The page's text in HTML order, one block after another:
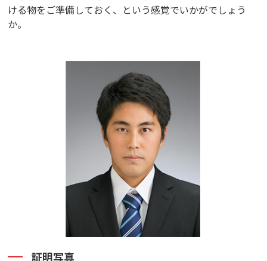
ける物をご準備しておく、という感覚でいかがでしょう
か。
証明写真